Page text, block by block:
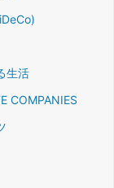
生活
COMPANIES